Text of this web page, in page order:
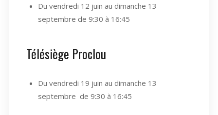
Du vendredi 12 juin au dimanche 13
septembre de 9:30 à 16:45
Télésiège Proclou
Du vendredi 19 juin au dimanche 13
septembre de 9:30 à 16:45